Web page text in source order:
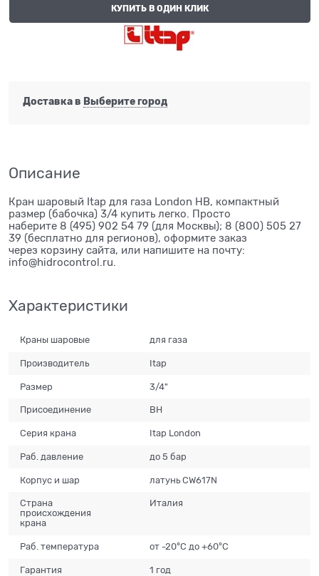
КУПИТЬ В ОДИН КЛИК
Доставка в Выберите город
Описание
Кран шаровый Itap для газа London НВ, компактный
размер (бабочка) 3/4 купить легко. Просто
наберите 8 (495) 902 54 79 (для Москвы); 8 (800) 505 27
39 (бесплатно для регионов), оформите заказ
через корзину сайта, или напишите на почту:
info@hidrocontrol.ru.
Характеристики
Краны шаровые для газа
Производитель Itap
Размер 3/4"
Присоединение ВН
Серия крана Itap London
Раб. давление до 5 бар
Корпус и шар латунь CW617N
Страна
происхождения
крана
Италия
Раб. температура от -20°С до +60°С
Гарантия 1 год